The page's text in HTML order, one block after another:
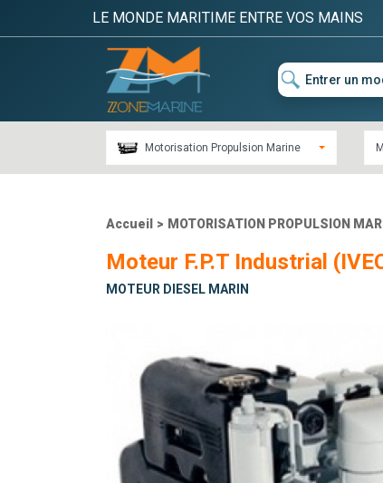
LE MONDE MARITIME ENTRE VOS MAINS
Motorisation Propulsion Marine
Accueil > MOTORISATION PROPULSION
Moteur F.P.T Industrial
MOTEUR DIESEL MARIN